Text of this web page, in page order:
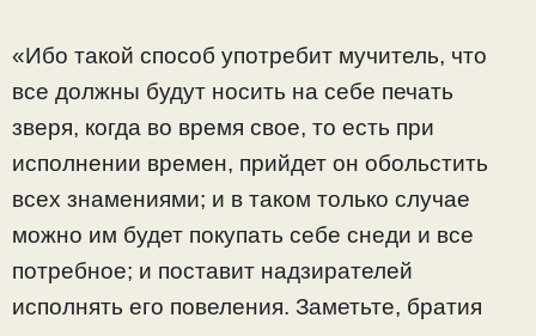
«Ибо такой способ употребит мучитель, что
все должны будут носить на себе печать
зверя, когда во время свое, то есть при
исполнении времен, прийдет он обольстить
всех знамениями; и в таком только случае
можно им будет покупать себе снеди и все
потребное; и поставит надзирателей
исполнять его повеления. Заметьте, братия